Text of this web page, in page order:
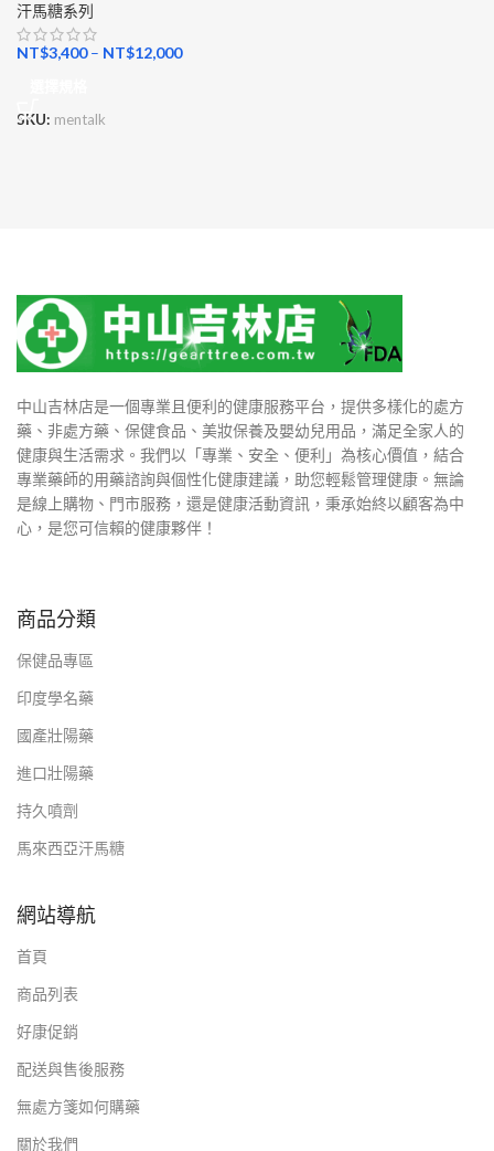
汗馬糖系列
NT$3,400– NT$12,000
SKU: mentalk
中山吉林店是一個專業且便利的健康服務平台，提供多樣化的處方
藥、非處方藥、保健食品、美妝保養及嬰幼兒用品，滿足全家人的
健康與生活需求。我們以「專業、安全、便利」為核心價值，結合
專業藥師的用藥諮詢與個性化健康建議，助您輕鬆管理健康。無論
是線上購物、門市服務，還是健康活動資訊，秉承始終以顧客為中
心，是您可信賴的健康夥伴！
商品分類
保健品專區
印度學名藥
國產壯陽藥
進口壯陽藥
持久噴劑
馬來西亞汗馬糖
網站導航
首頁
商品列表
好康促銷
配送與售後服務
無處方箋如何購藥
關於我們